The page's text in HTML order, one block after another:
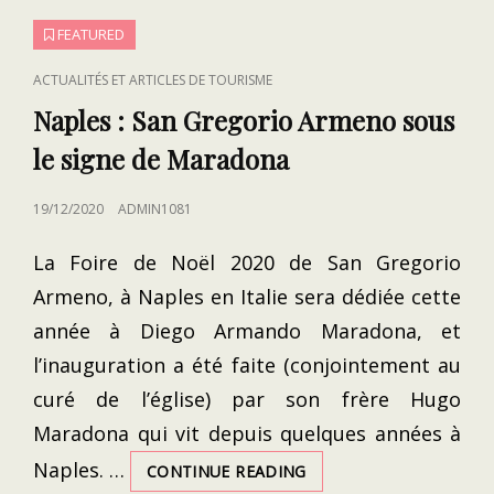
FEATURED
CAT
LINKS
ACTUALITÉS ET ARTICLES DE TOURISME
Naples : San Gregorio Armeno sous
le signe de Maradona
POSTED
19/12/2020 ADMIN1081
La Foire de Noël 2020 de San Gregorio
Armeno, à Naples en Italie sera dédiée cette
année à Diego Armando Maradona, et
l’inauguration a été faite (conjointement au
curé de l’église) par son frère Hugo
Maradona qui vit depuis quelques années à
Naples. …
CONTINUE READINGNAPLES